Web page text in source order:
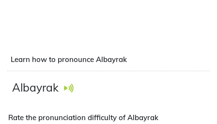
Learn how to pronounce Albayrak
Albayrak
Rate the pronunciation difficulty of Albayrak